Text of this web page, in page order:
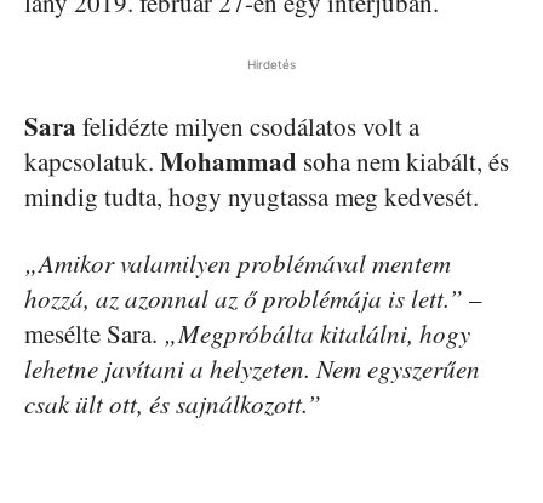
Hirdetés
Sara felidézte milyen csodálatos volt a
kapcsolatuk. Mohammad soha nem kiabált, és
mindig tudta, hogy nyugtassa meg kedvesét.
„Amikor valamilyen problémával mentem
hozzá, az azonnal az ő problémája is lett.” –
mesélte Sara. „Megpróbálta kitalálni, hogy
lehetne javítani a helyzeten. Nem egyszerűen
csak ült ott, és sajnálkozott.”